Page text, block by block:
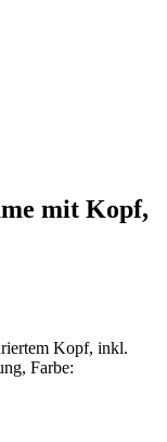
mit Kopf,